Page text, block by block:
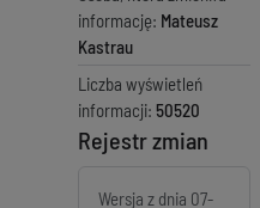
informację: Mateusz
Kastrau
Liczba wyświetleń
informacji: 50520
Rejestr zmian
Wersja z dnia 07-